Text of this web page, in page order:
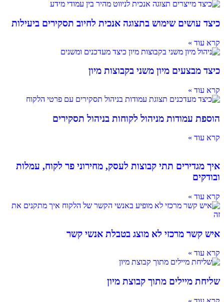
כיצד עושים שימוש בתצוגה אנכית לחיוב תסקירים ביעילות
קרא עוד »
כיצד מבצעים מיון משני בקבוצות מיון
קרא עוד »
הוספת עמודות מניהול לקוחות בניהול תסקירים
קרא עוד »
איך מגדירים תתי קבוצות לעסק, מחירוני פר לקוח, עמלות
ובודקים
קרא עוד »
איש קשר מרכזי לא מוצג בטבלת אנשי קשר
קרא עוד »
שליחת מיילים מתוך קבוצת מיון